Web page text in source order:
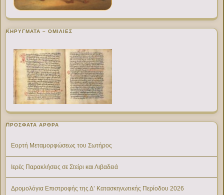
ΚΗΡΥΓΜΑΤΑ – ΟΜΙΛΙΕΣ
ΠΡΌΣΦΑΤΑ ΆΡΘΡΑ
Εορτή Μεταμορφώσεως του Σωτήρος
Ιερές Παρακλήσεις σε Στείρι και Λιβαδειά
Δρομολόγια Επιστροφής της Δ’ Κατασκηνωτικής Περίοδου 2026